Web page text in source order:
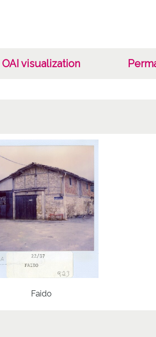
OAI visualization
Faido